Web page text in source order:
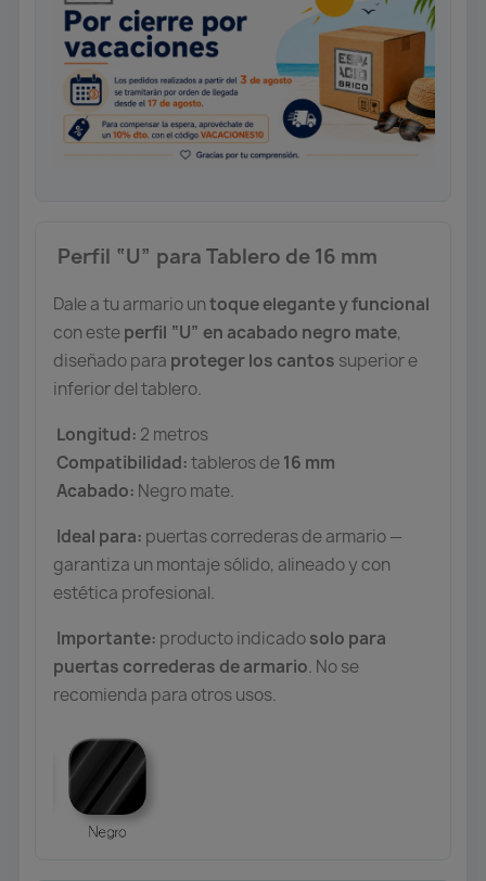
️ Perfil “U” para Tablero de 16 mm
Dale a tu armario untoque elegante y funcional
con esteperfil “U” en acabado negro mate,
diseñado para proteger los cantos superior e
inferior del tablero.
Longitud: 2 metros
Compatibilidad:tableros de16 mm
Acabado: Negro mate.
Ideal para: puertas correderas de armario —
garantiza un montaje sólido, alineado y con
estética profesional.
Importante: producto indicadosolo para
puertas correderas de armario. No se
recomienda para otros usos.